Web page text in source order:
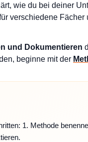
wie du bei deiner
verschiedene
und Dokumentieren
beginne mit der
1. Methode